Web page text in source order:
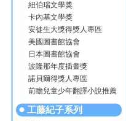
紐伯瑞文學獎
卡內基文學獎
安徒生大獎得獎人專區
美國圖書館協會
日本圖書館協會
波隆那年度插畫獎
諾貝爾得獎人專區
前瞻兒童少年翻譯小說推薦
工藤紀子系列